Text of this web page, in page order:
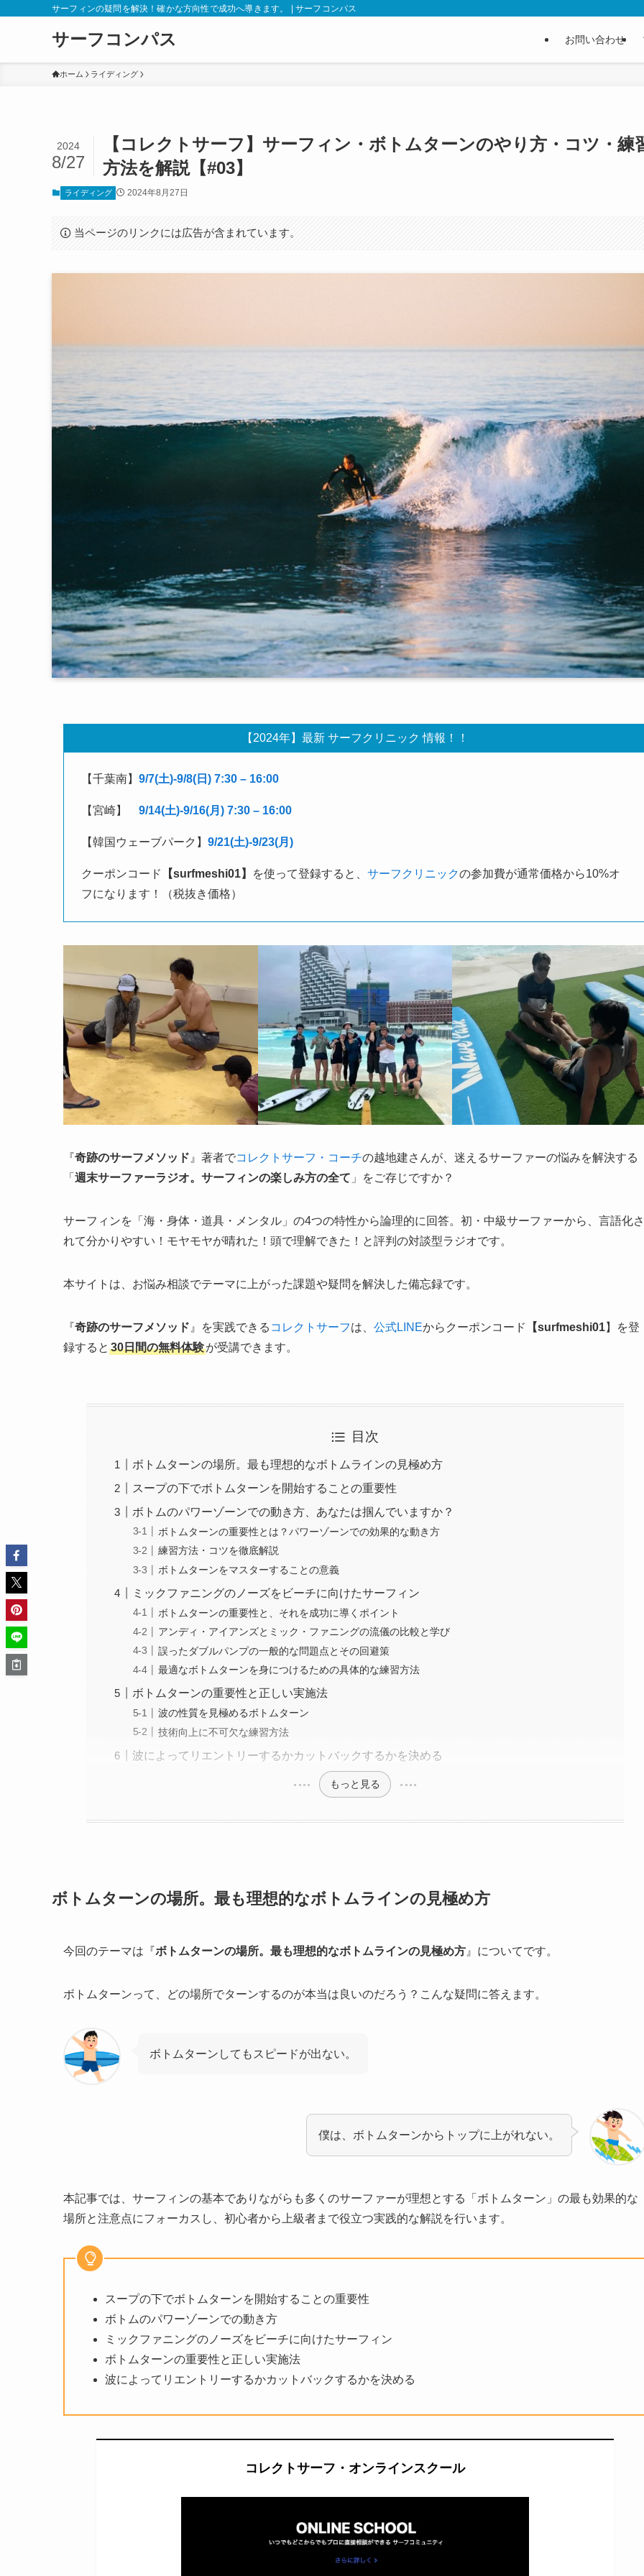
サーフィンの疑問を解決！確かな方向性で成功へ導きます。 | サーフコンパス
サーフコンパス お問い合わせ
ホーム ライディング
【コレクトサーフ】サーフィン・ボトムターンのやり方・コツ・練
方法を解説【#03】
2024
8/27
ライディング 2024年8月27日
当ページのリンクには広告が含まれています。
【2024年】最新 サーフクリニック 情報！！
【千葉南】 9/7(土)-9/8(日) 7:30 – 16:00
【宮崎】 9/14(土)-9/16(月) 7:30 – 16:00
【韓国ウェーブパーク】 9/21(土)-9/23(月)
クーポンコード 【surfmeshi01】 を使って登録すると、 サーフクリニックの参加費が通常価格から10%オ
フになります！（税抜き価格）
『奇跡のサーフメソッド』著者でコレクトサーフ・コーチの越地建さんが、迷えるサーファーの悩みを解決する
「 週末サーファーラジオ。サーフィンの楽しみ方の全て 」をご存じですか？
サーフィンを「海・身体・道具・メンタル」の4つの特性から論理的に回答。初・中級サーファーから、言語化さ
れて分かりやすい！モヤモヤが晴れた！頭で理解できた！と評判の対談型ラジオです。
本サイトは、お悩み相談でテーマに上がった課題や疑問を解決した備忘録です。
『奇跡のサーフメソッド』を実践できる コレクトサーフは、 公式LINEからクーポンコード 【surfmeshi01】を登
録すると 30日間の無料体験が受講できます。
目次
ボトムターンの場所。最も理想的なボトムラインの見極め方
スープの下でボトムターンを開始することの重要性
ボトムのパワーゾーンでの動き方、あなたは掴んでいますか？
ボトムターンの重要性とは？パワーゾーンでの効果的な動き方
練習方法・コツを徹底解説
ボトムターンをマスターすることの意義
ミックファニングのノーズをビーチに向けたサーフィン
ボトムターンの重要性と、それを成功に導くポイント
アンディ・アイアンズとミック・ファニングの流儀の比較と学び
誤ったダブルパンプの一般的な問題点とその回避策
最適なボトムターンを身につけるための具体的な練習方法
ボトムターンの重要性と正しい実施法
波の性質を見極めるボトムターン
技術向上に不可欠な練習方法
波によってリエントリーするかカットバックするかを決める
もっと見る
ボトムターンの場所。最も理想的なボトムラインの見極め方
今回のテーマは『 ボトムターンの場所。最も理想的なボトムラインの見極め方』についてです。
ボトムターンって、どの場所でターンするのが本当は良いのだろう？こんな疑問に答えます。
ボトムターンしてもスピードが出ない。
僕は、ボトムターンからトップに上がれない。
本記事では、サーフィンの基本でありながらも多くのサーファーが理想とする「ボトムターン」の最も効果的な
場所と注意点にフォーカスし、初心者から上級者まで役立つ実践的な解説を行います。
スープの下でボトムターンを開始することの重要性
ボトムのパワーゾーンでの動き方
ミックファニングのノーズをビーチに向けたサーフィン
ボトムターンの重要性と正しい実施法
波によってリエントリーするかカットバックするかを決める
コレクトサーフ・オンラインスクール